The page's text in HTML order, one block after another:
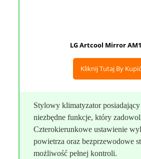
LG Artcool Mirror
Kliknij Tutaj By
Stylowy klimatyzator
niezbędne funkcje, który
Czterokierunkowe ustawienie
powietrza oraz bezprzewodowe
możliwość pełnej kontroli.